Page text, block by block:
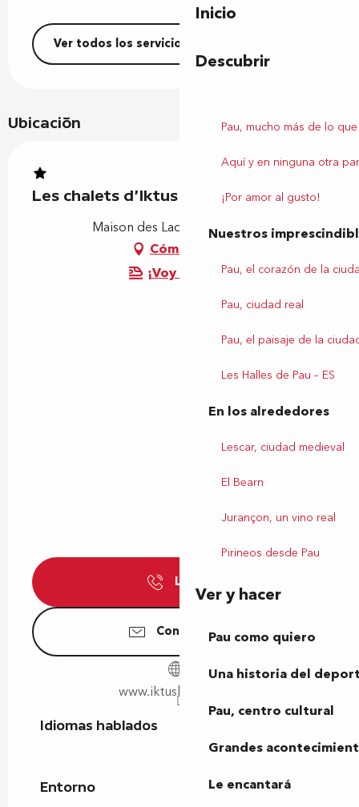
Inicio
Descubrir
Pau, mucho más de lo
Aquí y en ninguna otra
¡Por amor al gusto!
Nuestros
Pau, el corazón de la
Pau, ciudad real
Pau, el paisaje de la
Les Halles de Pau – ES
En los alrededores
Lescar, ciudad medieval
El Bearn
Jurançon, un vino real
Pirineos desde Pau
Ver y hacer
Pau como quiero
Una historia del
Pau, centro cultural
Grandes
Le encantará
Ver todos los servicios
Ubicación
Les chalets d'Iktus
Maison des Lacs, 64110 Laroin
Cómo llegar
¡Voy en tren!
Llamar
Contáctenos
www.iktusbearn.com
Idiomas hablados
Idiomas hablados
Entorno
Entorno